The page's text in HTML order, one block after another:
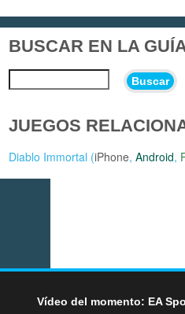
BUSCAR EN LA
Buscar
JUEGOS
Diablo Immortal (iPhone,Android,
Vídeo del momento: EA